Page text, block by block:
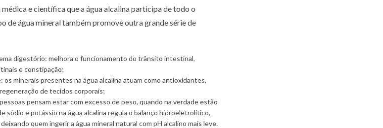
e científica que a água alcalina participa de todo o
de água mineral também promove outra grande série de
digestório: melhora o funcionamento do trânsito intestinal,
e constipação;
minerais presentes na água alcalina atuam como antioxidantes,
de tecidos corporais;
pensam estar com excesso de peso, quando na verdade estão
sódio e potássio na água alcalina regula o balanço hidroeletrolítico,
quem ingerir a água mineral natural com pH alcalino mais leve.